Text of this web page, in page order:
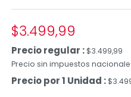
$3.499,99
Precio regular :$3.499,99
Precio sin impuestos
Precio por 1 Unidad :